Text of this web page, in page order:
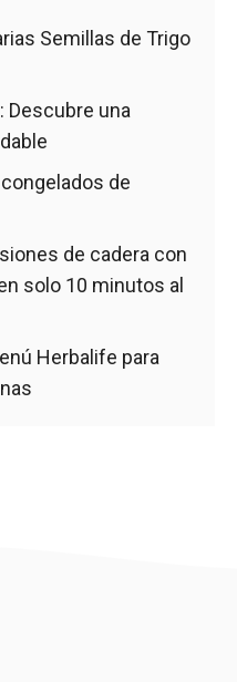
Semillas de Trigo
Descubre una
de
de cadera con
solo 10 minutos al
Herbalife para